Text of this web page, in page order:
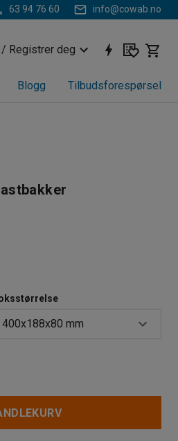
63 94 76 60 info@cowab.no
Registrer deg
Blogg Tilbudsforespørsel
400x188x80 mm
500x188x80 mm